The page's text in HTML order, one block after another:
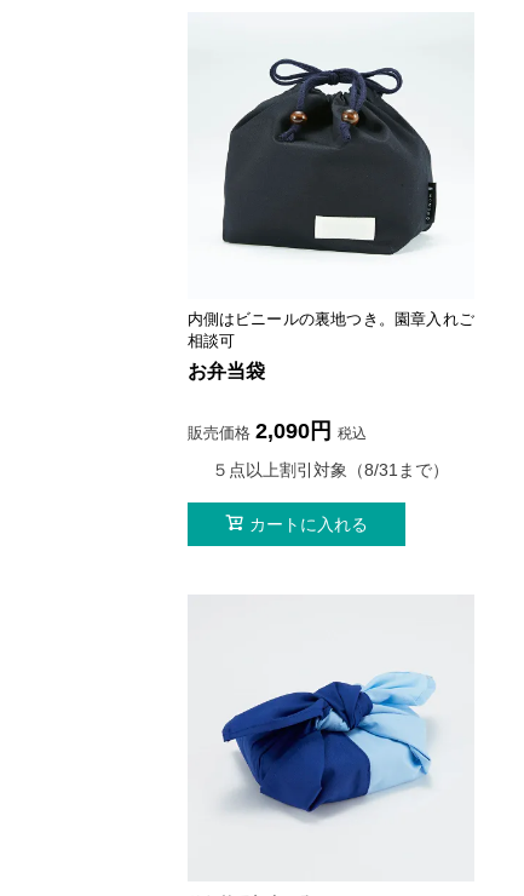
内側はビニールの裏地つき。園章入れご
相談可
お弁当袋
販売価格 2,090 税込
５点以上割引対象（8/31まで）
カートに入れる